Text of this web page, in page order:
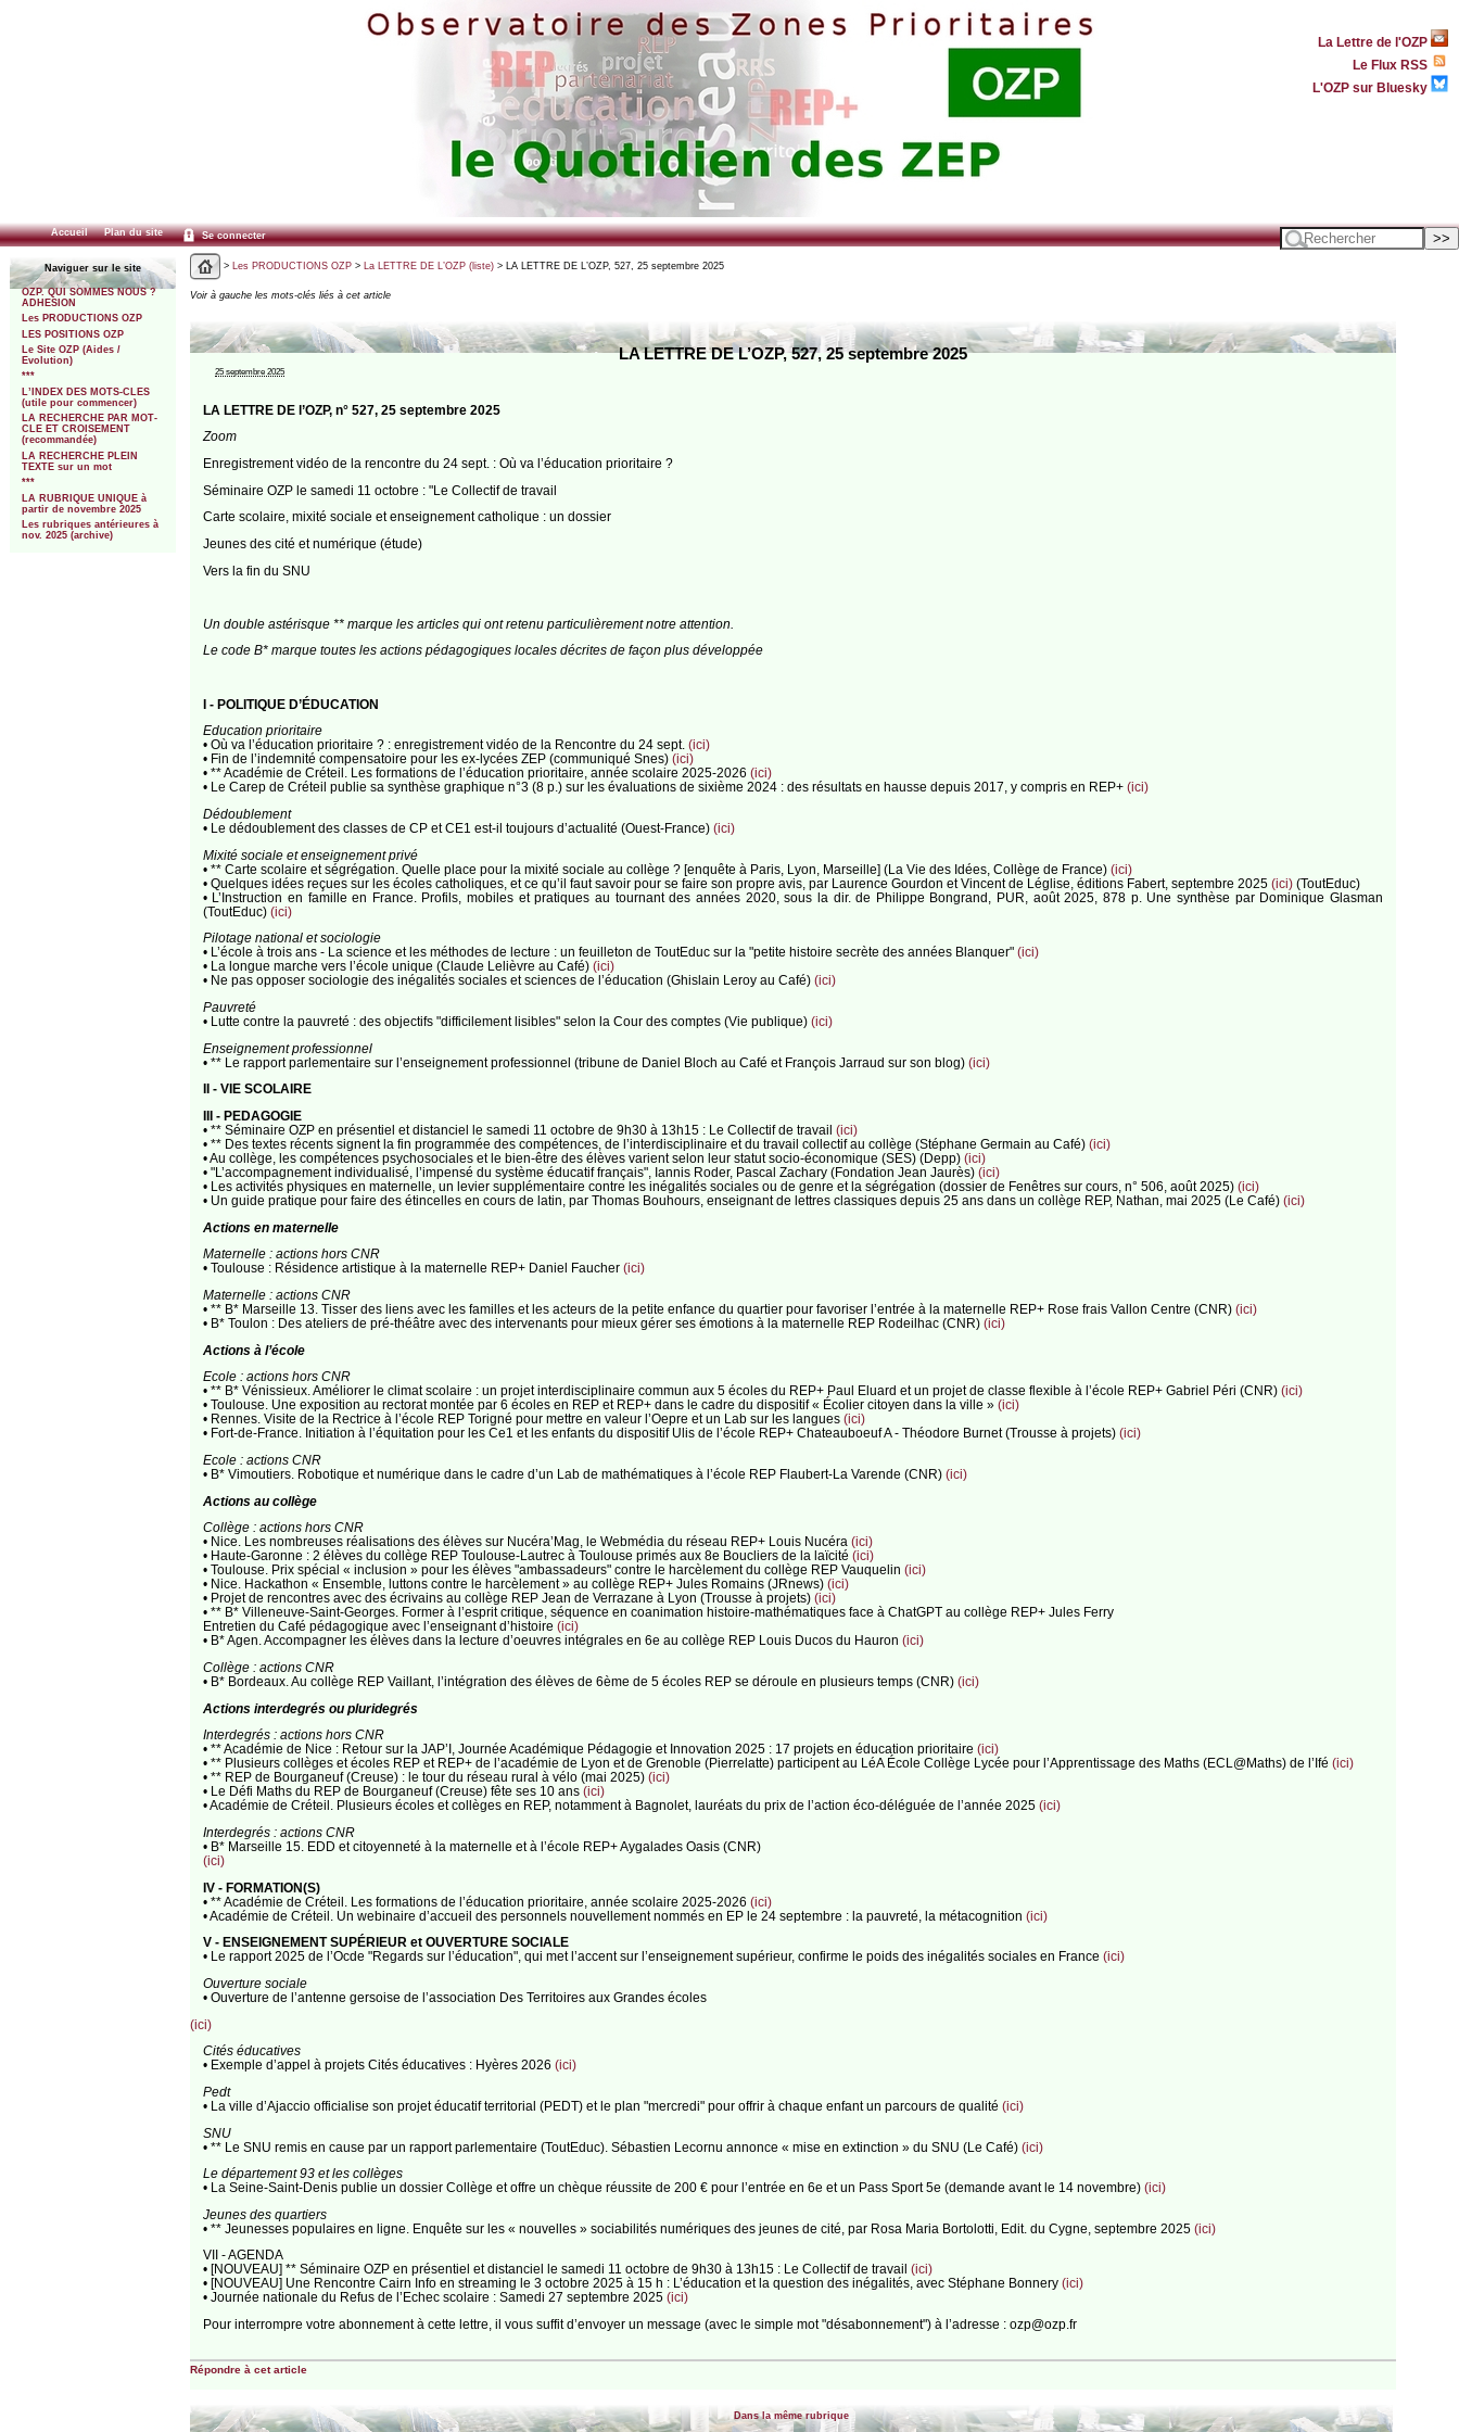
La Lettre de l'OZP
Le Flux RSS
L'OZP sur Bluesky
Accueil Plan du site Se connecter
Naviguer sur le site
OZP. QUI SOMMES NOUS ?
ADHESION
Les PRODUCTIONS OZP
LES POSITIONS OZP
Le Site OZP (Aides /
Evolution)
***
L’INDEX DES MOTS-CLES
(utile pour commencer)
LA RECHERCHE PAR MOT-
CLE ET CROISEMENT
(recommandée)
LA RECHERCHE PLEIN
TEXTE sur un mot
***
LA RUBRIQUE UNIQUE à
partir de novembre 2025
Les rubriques antérieures à
nov. 2025 (archive)
> Les PRODUCTIONS OZP> La LETTRE DE L’OZP (liste)> LA LETTRE DE L’OZP, 527, 25 septembre 2025
Voir à gauche les mots-clés liés à cet article
LA LETTRE DE L’OZP, 527, 25 septembre 2025
25 septembre 2025
LA LETTRE DE l’OZP, n° 527, 25 septembre 2025
Zoom
Enregistrement vidéo de la rencontre du 24 sept. : Où va l’éducation prioritaire ?
Séminaire OZP le samedi 11 octobre : "Le Collectif de travail
Carte scolaire, mixité sociale et enseignement catholique : un dossier
Jeunes des cité et numérique (étude)
Vers la fin du SNU
Un double astérisque ** marque les articles qui ont retenu particulièrement notre attention.
Le code B* marque toutes les actions pédagogiques locales décrites de façon plus développée
I - POLITIQUE D’ÉDUCATION
Education prioritaire
• Où va l’éducation prioritaire ? : enregistrement vidéo de la Rencontre du 24 sept. (ici)
• Fin de l’indemnité compensatoire pour les ex-lycées ZEP (communiqué Snes) (ici)
• ** Académie de Créteil. Les formations de l’éducation prioritaire, année scolaire 2025-2026 (ici)
• Le Carep de Créteil publie sa synthèse graphique n°3 (8 p.) sur les évaluations de sixième 2024 : des résultats en hausse depuis 2017, y compris en REP+ (ici)
Dédoublement
• Le dédoublement des classes de CP et CE1 est-il toujours d’actualité (Ouest-France) (ici)
Mixité sociale et enseignement privé
• ** Carte scolaire et ségrégation. Quelle place pour la mixité sociale au collège ? [enquête à Paris, Lyon, Marseille] (La Vie des Idées, Collège de France) (ici)
• Quelques idées reçues sur les écoles catholiques, et ce qu’il faut savoir pour se faire son propre avis, par Laurence Gourdon et Vincent de Léglise, éditions Fabert, septembre 2025 (ici)(ToutEduc)
• L’Instruction en famille en France. Profils, mobiles et pratiques au tournant des années 2020, sous la dir. de Philippe Bongrand, PUR, août 2025, 878 p. Une synthèse par Dominique Glasman
(ToutEduc) (ici)
Pilotage national et sociologie
• L’école à trois ans - La science et les méthodes de lecture : un feuilleton de ToutEduc sur la "petite histoire secrète des années Blanquer" (ici)
• La longue marche vers l’école unique (Claude Lelièvre au Café) (ici)
• Ne pas opposer sociologie des inégalités sociales et sciences de l’éducation (Ghislain Leroy au Café) (ici)
Pauvreté
• Lutte contre la pauvreté : des objectifs "difficilement lisibles" selon la Cour des comptes (Vie publique) (ici)
Enseignement professionnel
• ** Le rapport parlementaire sur l’enseignement professionnel (tribune de Daniel Bloch au Café et François Jarraud sur son blog) (ici)
II - VIE SCOLAIRE
III - PEDAGOGIE
• ** Séminaire OZP en présentiel et distanciel le samedi 11 octobre de 9h30 à 13h15 : Le Collectif de travail (ici)
• ** Des textes récents signent la fin programmée des compétences, de l’interdisciplinaire et du travail collectif au collège (Stéphane Germain au Café) (ici)
• Au collège, les compétences psychosociales et le bien-être des élèves varient selon leur statut socio-économique (SES) (Depp) (ici)
• "L’accompagnement individualisé, l’impensé du système éducatif français", Iannis Roder, Pascal Zachary (Fondation Jean Jaurès) (ici)
• Les activités physiques en maternelle, un levier supplémentaire contre les inégalités sociales ou de genre et la ségrégation (dossier de Fenêtres sur cours, n° 506, août 2025) (ici)
• Un guide pratique pour faire des étincelles en cours de latin, par Thomas Bouhours, enseignant de lettres classiques depuis 25 ans dans un collège REP, Nathan, mai 2025 (Le Café) (ici)
Actions en maternelle
Maternelle : actions hors CNR
• Toulouse : Résidence artistique à la maternelle REP+ Daniel Faucher (ici)
Maternelle : actions CNR
• ** B* Marseille 13. Tisser des liens avec les familles et les acteurs de la petite enfance du quartier pour favoriser l’entrée à la maternelle REP+ Rose frais Vallon Centre (CNR) (ici)
• B* Toulon : Des ateliers de pré-théâtre avec des intervenants pour mieux gérer ses émotions à la maternelle REP Rodeilhac (CNR) (ici)
Actions à l’école
Ecole : actions hors CNR
• ** B* Vénissieux. Améliorer le climat scolaire : un projet interdisciplinaire commun aux 5 écoles du REP+ Paul Eluard et un projet de classe flexible à l’école REP+ Gabriel Péri (CNR) (ici)
• Toulouse. Une exposition au rectorat montée par 6 écoles en REP et REP+ dans le cadre du dispositif « Écolier citoyen dans la ville » (ici)
• Rennes. Visite de la Rectrice à l’école REP Torigné pour mettre en valeur l’Oepre et un Lab sur les langues (ici)
• Fort-de-France. Initiation à l’équitation pour les Ce1 et les enfants du dispositif Ulis de l’école REP+ Chateauboeuf A - Théodore Burnet (Trousse à projets) (ici)
Ecole : actions CNR
• B* Vimoutiers. Robotique et numérique dans le cadre d’un Lab de mathématiques à l’école REP Flaubert-La Varende (CNR) (ici)
Actions au collège
Collège : actions hors CNR
• Nice. Les nombreuses réalisations des élèves sur Nucéra’Mag, le Webmédia du réseau REP+ Louis Nucéra (ici)
• Haute-Garonne : 2 élèves du collège REP Toulouse-Lautrec à Toulouse primés aux 8e Boucliers de la laïcité (ici)
• Toulouse. Prix spécial « inclusion » pour les élèves "ambassadeurs" contre le harcèlement du collège REP Vauquelin (ici)
• Nice. Hackathon « Ensemble, luttons contre le harcèlement » au collège REP+ Jules Romains (JRnews) (ici)
• Projet de rencontres avec des écrivains au collège REP Jean de Verrazane à Lyon (Trousse à projets) (ici)
• ** B* Villeneuve-Saint-Georges. Former à l’esprit critique, séquence en coanimation histoire-mathématiques face à ChatGPT au collège REP+ Jules Ferry
Entretien du Café pédagogique avec l’enseignant d’histoire (ici)
• B* Agen. Accompagner les élèves dans la lecture d’oeuvres intégrales en 6e au collège REP Louis Ducos du Hauron (ici)
Collège : actions CNR
• B* Bordeaux. Au collège REP Vaillant, l’intégration des élèves de 6ème de 5 écoles REP se déroule en plusieurs temps (CNR) (ici)
Actions interdegrés ou pluridegrés
Interdegrés : actions hors CNR
• ** Académie de Nice : Retour sur la JAP’I, Journée Académique Pédagogie et Innovation 2025 : 17 projets en éducation prioritaire (ici)
• ** Plusieurs collèges et écoles REP et REP+ de l’académie de Lyon et de Grenoble (Pierrelatte) participent au LéA École Collège Lycée pour l’Apprentissage des Maths (ECL@Maths) de l’Ifé (ici)
• ** REP de Bourganeuf (Creuse) : le tour du réseau rural à vélo (mai 2025) (ici)
• Le Défi Maths du REP de Bourganeuf (Creuse) fête ses 10 ans (ici)
• Académie de Créteil. Plusieurs écoles et collèges en REP, notamment à Bagnolet, lauréats du prix de l’action éco-déléguée de l’année 2025 (ici)
Interdegrés : actions CNR
• B* Marseille 15. EDD et citoyenneté à la maternelle et à l’école REP+ Aygalades Oasis (CNR)
(ici)
IV - FORMATION(S)
• ** Académie de Créteil. Les formations de l’éducation prioritaire, année scolaire 2025-2026 (ici)
• Académie de Créteil. Un webinaire d’accueil des personnels nouvellement nommés en EP le 24 septembre : la pauvreté, la métacognition (ici)
V - ENSEIGNEMENT SUPÉRIEUR et OUVERTURE SOCIALE
• Le rapport 2025 de l’Ocde "Regards sur l’éducation", qui met l’accent sur l’enseignement supérieur, confirme le poids des inégalités sociales en France (ici)
Ouverture sociale
• Ouverture de l’antenne gersoise de l’association Des Territoires aux Grandes écoles
(ici)
Cités éducatives
• Exemple d’appel à projets Cités éducatives : Hyères 2026 (ici)
Pedt
• La ville d’Ajaccio officialise son projet éducatif territorial (PEDT) et le plan "mercredi" pour offrir à chaque enfant un parcours de qualité (ici)
SNU
• ** Le SNU remis en cause par un rapport parlementaire (ToutEduc). Sébastien Lecornu annonce « mise en extinction » du SNU (Le Café) (ici)
Le département 93 et les collèges
• La Seine-Saint-Denis publie un dossier Collège et offre un chèque réussite de 200 € pour l’entrée en 6e et un Pass Sport 5e (demande avant le 14 novembre) (ici)
Jeunes des quartiers
• ** Jeunesses populaires en ligne. Enquête sur les « nouvelles » sociabilités numériques des jeunes de cité, par Rosa Maria Bortolotti, Edit. du Cygne, septembre 2025 (ici)
VII - AGENDA
• [NOUVEAU] ** Séminaire OZP en présentiel et distanciel le samedi 11 octobre de 9h30 à 13h15 : Le Collectif de travail (ici)
• [NOUVEAU] Une Rencontre Cairn Info en streaming le 3 octobre 2025 à 15 h : L’éducation et la question des inégalités, avec Stéphane Bonnery (ici)
• Journée nationale du Refus de l’Echec scolaire : Samedi 27 septembre 2025 (ici)
Pour interrompre votre abonnement à cette lettre, il vous suffit d’envoyer un message (avec le simple mot "désabonnement") à l’adresse : ozp@ozp.fr
Répondre à cet article
Dans la même rubrique